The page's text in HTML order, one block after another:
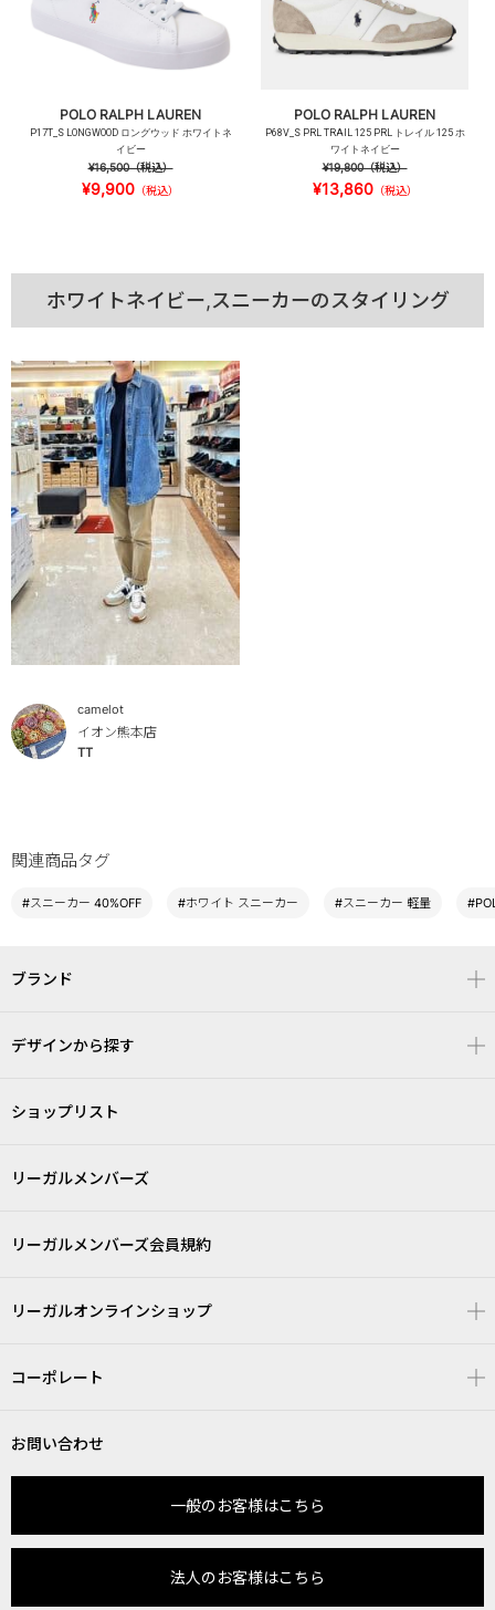
POLO RALPH LAUREN
P17T_S LONGWOOD ロングウッド ホワイトネ
イビー
¥16,500（税込）
¥9,900 （税込）
POLO RALPH LAUREN
P68V_S PRL TRAIL 125 PRL トレイル 125 ホ
ワイトネイビー
¥19,800（税込）
¥13,860（税込）
ホワイトネイビー,スニーカーのスタイリング
camelot
イオン熊本店
TT
関連商品タグ
#スニーカー 40%OFF #ホワイト スニーカー #スニーカー 軽量
ブランド
デザインから探す
ショップリスト
リーガルメンバーズ
リーガルメンバーズ会員規約
リーガルオンラインショップ
コーポレート
お問い合わせ
一般のお客様はこちら
法人のお客様はこちら